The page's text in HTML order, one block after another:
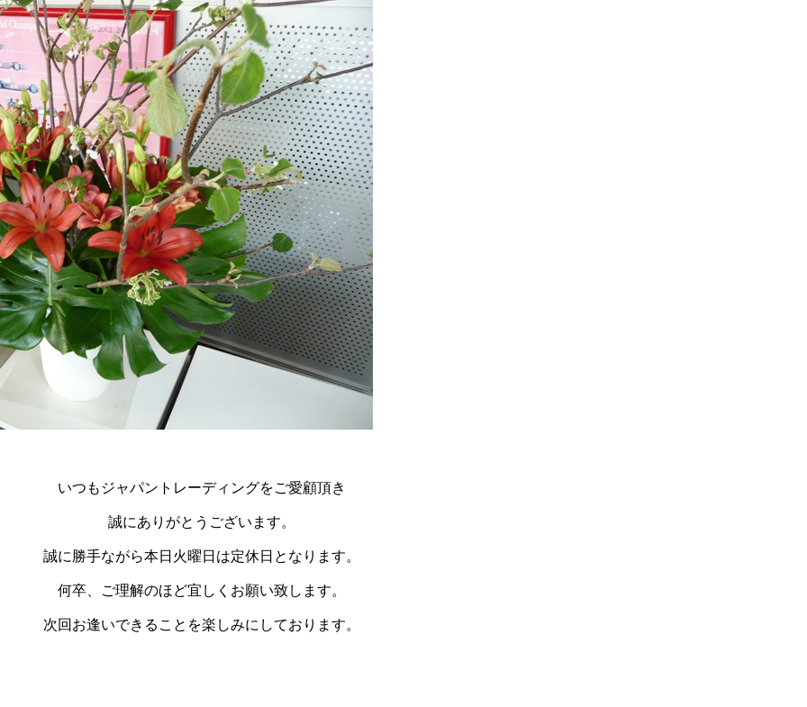
いつもジャパントレーディングをご愛顧頂き
誠にありがとうございます。
誠に勝手ながら本日火曜日は定休日となります。
何卒、ご理解のほど宜しくお願い致します。
次回お逢いできることを楽しみにしております。